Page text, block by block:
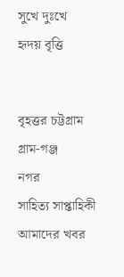
সুখে দুঃখে
হৃদয় বৃত্তি
বৃহত্তর চট্টগ্রাম
গ্রাম-গঞ্জ
নগর
সাহিত্য সাপ্তাহিকী
আমাদের খবর